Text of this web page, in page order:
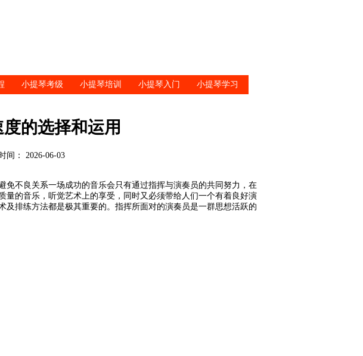
小提琴考级 小提琴培训 小提琴入门
小提琴学习
的选择和运用
间： 2026-06-03
不良关系一场成功的音乐会只有通过指挥与演奏员的共同努力，在
的音乐，听觉艺术上的享受，同时又必须带给人们一个有着良好演
排练方法都是极其重要的。指挥所面对的演奏员是一群思想活跃的